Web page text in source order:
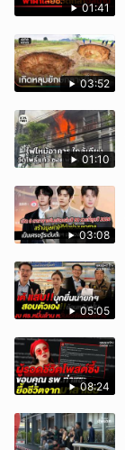
01:41
03:52
01:10
03:08
05:05
08:24